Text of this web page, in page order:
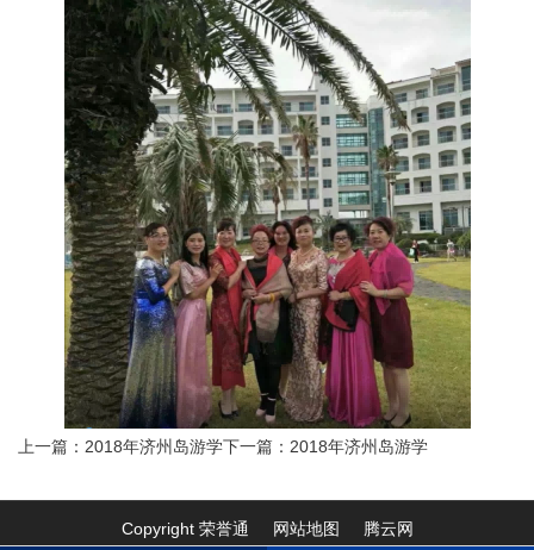
上一篇：2018年济州岛游学下一篇：2018年济州岛游学
Copyright 荣誉通 网站地图 腾云网